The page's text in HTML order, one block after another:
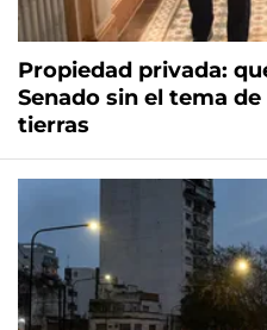
Propiedad privada:
Senado sin el tema
tierras